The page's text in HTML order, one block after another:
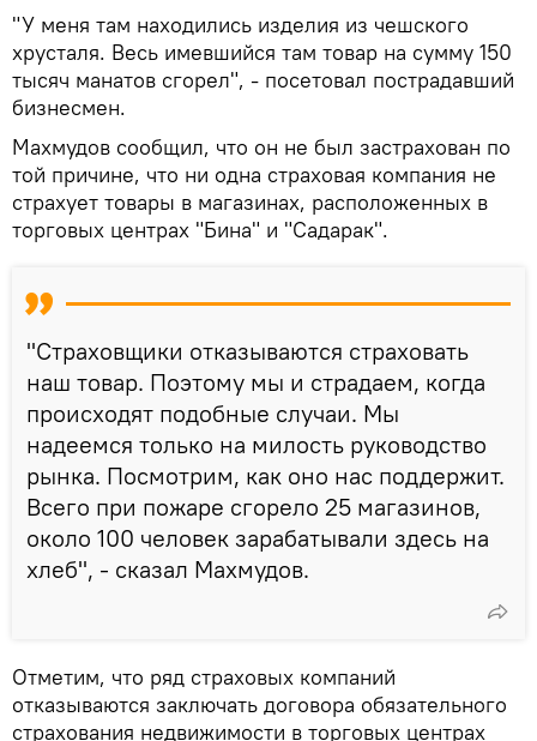
"У меня там находились изделия из чешского
хрусталя. Весь имевшийся там товар на сумму 150
тысяч манатов сгорел", - посетовал пострадавший
бизнесмен.
Махмудов сообщил, что он не был застрахован по
той причине, что ни одна страховая компания не
страхует товары в магазинах, расположенных в
торговых центрах "Бина" и "Садарак".
"Страховщики отказываются страховать
наш товар. Поэтому мы и страдаем, когда
происходят подобные случаи. Мы
надеемся только на милость руководство
рынка. Посмотрим, как оно нас поддержит.
Всего при пожаре сгорело 25 магазинов,
около 100 человек зарабатывали здесь на
хлеб", - сказал Махмудов.
Отметим, что ряд страховых компаний
отказываются заключать договора обязательного
страхования недвижимости в торговых центрах